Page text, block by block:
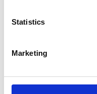
Statistics
Marketing
na SAP
POC